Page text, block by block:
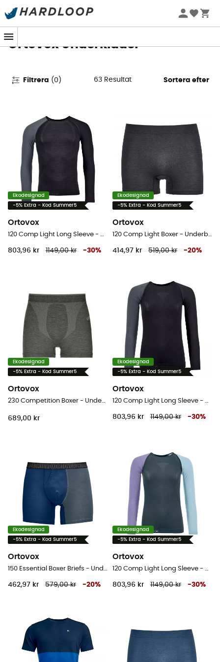
Sommarerbjudanden 🔥 -5 % EXTRA vid köp av 2 produkter*
Ortovox Underkläder
Filtrera (0 ) 63 Resultat Sortera efter
Ekodesignad
-5% Extra - Kod Summer5
Ortovox
120 Comp Light Long Sleeve - Underställ merinoull Herr
803,96 kr 1149,00 kr -30%
Ekodesignad
-5% Extra - Kod Summer5
Ortovox
120 Comp Light Boxer - Underbyxa
414,97 kr 519,00 kr -20%
Ekodesignad
-5% Extra - Kod Summer5
Ortovox
230 Competition Boxer - Underbyxa
689,00 kr
Ekodesignad
-5% Extra - Kod Summer5
Ortovox
120 Comp Light Long Sleeve - Underställ merinoull Dam
803,96 kr 1149,00 kr -30%
Ekodesignad
-5% Extra - Kod Summer5
Ortovox
150 Essential Boxer Briefs - Underbyxa
462,97 kr 579,00 kr -20%
Ekodesignad
-5% Extra - Kod Summer5
Ortovox
120 Comp Light Long Sleeve - Underställ merinoull Dam
803,96 kr 1149,00 kr -30%